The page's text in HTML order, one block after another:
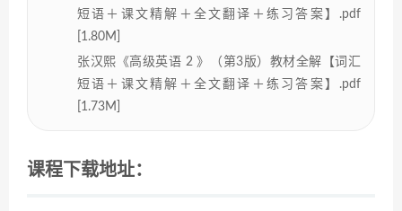
短语＋课文精解＋全文翻译＋练习答案】.pdf
[1.80M]
张汉熙《高级英语 2 》（第3版）教材全解【词汇
短语＋课文精解＋全文翻译＋练习答案】.pdf
[1.73M]
课程下载地址：